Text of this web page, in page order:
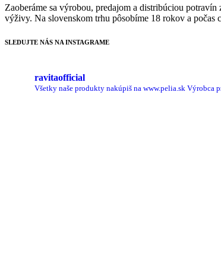
Zaoberáme sa výrobou, predajom a distribúciou
výživy. Na slovenskom trhu pôsobíme 18 rokov a
SLEDUJTE NÁS NA INSTAGRAME
ravitaofficial
Všetky naše produkty nakúpiš na www.pelia.sk Výrobca